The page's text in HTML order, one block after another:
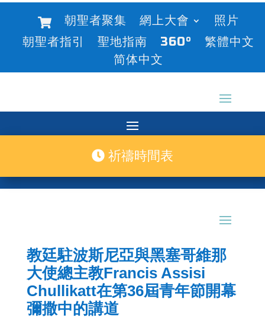
朝聖者聚集 網上大會
照片
朝聖者指引
聖地指南 360°
繁體中文
简体中文
祈禱時間表
教廷駐波斯尼亞與黑塞哥維那
大使總主教Francis Assisi
Chullikatt在第36屆青年節開幕
彌撒中的講道